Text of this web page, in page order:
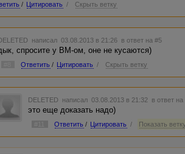
/ Цитировать / Скрыть ветку
написал 03.08.2013 в 21:26 в ответ на #5
спросите у ВМ-ом, оне не кусаются)
Ответить / Цитировать / Скрыть ветку
DELETED написал 03.08.2013 в 21:32 в ответ на
это еще доказать надо)
Ответить / Цитировать / Показать